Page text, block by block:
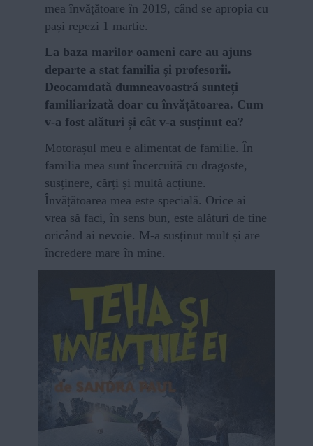
mea învățătoare în 2019, când se apropia cu
pași repezi 1 martie.
La baza marilor oameni care au ajuns
departe a stat familia și profesorii.
Deocamdată dumneavoastră sunteți
familiarizată doar cu învățătoarea. Cum
v-a fost alături și cât v-a susținut ea?
Motorașul meu e alimentat de familie. În
familia mea sunt încercuită cu dragoste,
susținere, cărți și multă acțiune.
Învățătoarea mea este specială. Orice ai
vrea să faci, în sens bun, este alături de tine
oricând ai nevoie. M-a susținut mult și are
încredere mare în mine.